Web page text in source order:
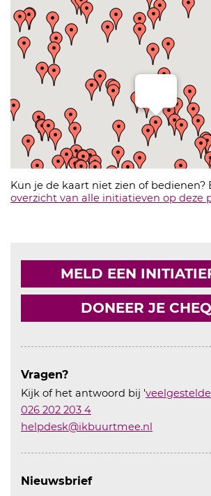
Kun je de kaart niet zien of bedienen?
overzicht van alle initiatieven op deze
MELD EEN
DONEER JE
Vragen?
Kijk of het antwoord bij '
026 202 203 4
helpdesk@ikbuurtmee.nl
Nieuwsbrief